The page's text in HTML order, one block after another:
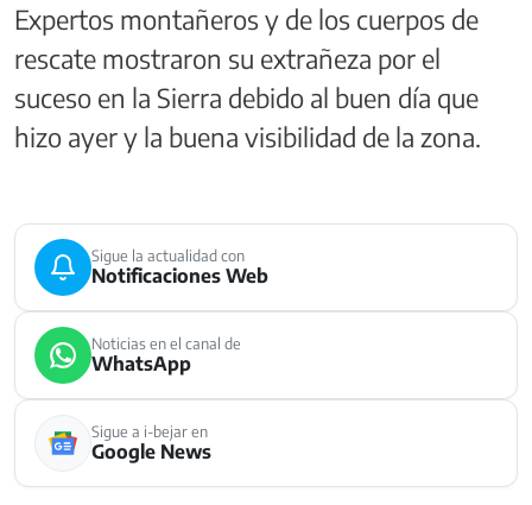
Expertos montañeros y de los cuerpos de
rescate mostraron su extrañeza por el
suceso en la Sierra debido al buen día que
hizo ayer y la buena visibilidad de la zona.
Sigue la actualidad con
Notificaciones Web
Noticias en el canal de
WhatsApp
Sigue a i-bejar en
Google News